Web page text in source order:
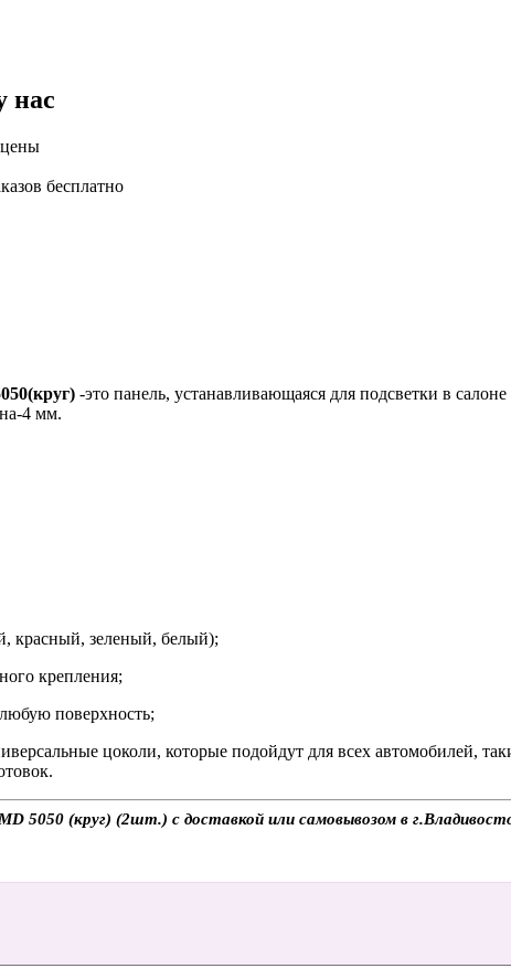
нас
бесплатно
-это панель, устанавливающаяся для подсветки в
4 мм.
красный, зеленый, белый);
крепления;
поверхность;
цоколи, которые подойдут для всех автомобилей,
5050 (круг) (2шт.) с доставкой или самовывозом в